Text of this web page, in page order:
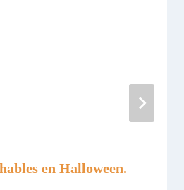
en Halloween.